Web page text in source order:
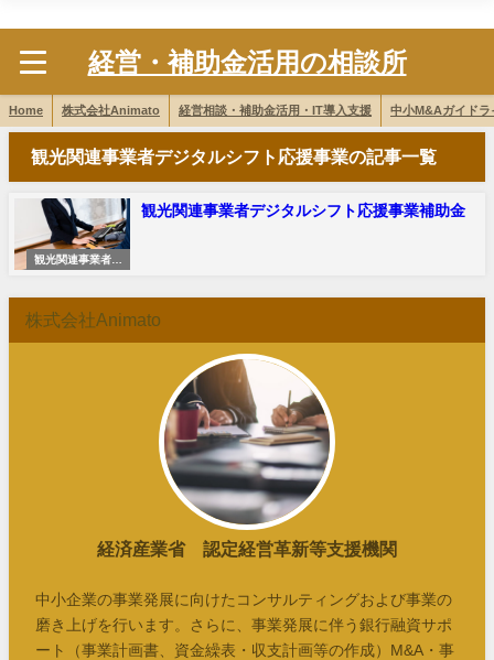
経営・補助金活用の相談所
Home 株式会社Animato 経営相談・補助金活用・IT導入支援 中小M&Aガイドラ
観光関連事業者デジタルシフト応援事業の記事一覧
観光関連事業者デ
観光関連事業者デジタルシフト応援事業補助金
株式会社Animato
経済産業省 認定経営革新等支援機関
中小企業の事業発展に向けたコンサルティングおよび事業の
磨き上げを行います。さらに、事業発展に伴う銀行融資サポ
ート（事業計画書、資金繰表・収支計画等の作成）M&A・事